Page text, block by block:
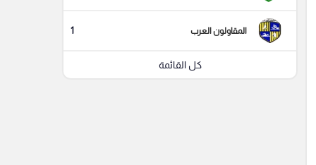
المقاولون العرب 1
كل القائمة